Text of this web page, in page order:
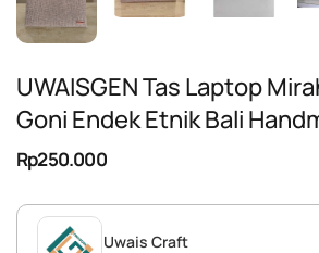
UWAISGEN Tas Laptop
Goni Endek Etnik Bali
Rp250.000
Uwais Craft